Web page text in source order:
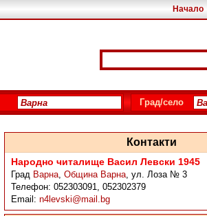
Начало
Град/село
Контакти
Народно читалище Васил Левски 1945
Град Варна, Община Варна, ул. Лоза № 3
Телефон: 052303091, 052302379
Email: n4levski@mail.bg